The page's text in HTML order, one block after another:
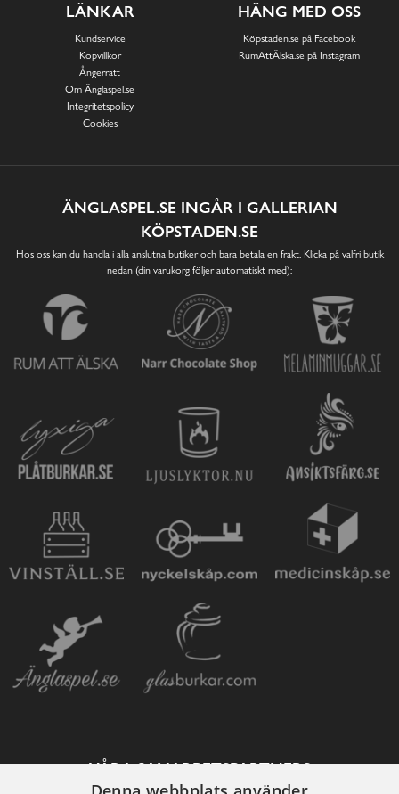
LÄNKAR
Kundservice
Köpvillkor
Ångerrätt
Om Änglaspel.se
Integritetspolicy
Cookies
HÄNG MED OSS
Köpstaden.se på Facebook
RumAttÄlska.se på Instagram
ÄNGLASPEL.SE INGÅR I GALLERIAN
KÖPSTADEN.SE
Hos oss kan du handla i alla anslutna butiker och bara betala en frakt. Klicka på valfri butik
nedan (din varukorg följer automatiskt med):
VÅRA SAMARBETSPARTNERS